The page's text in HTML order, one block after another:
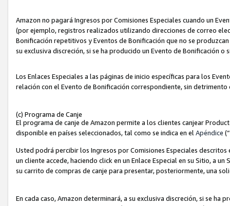
Amazon no pagará Ingresos por Comisiones Especiales cuando un
(por ejemplo, registros realizados utilizando direcciones de correo
Bonificación repetitivos y Eventos de Bonificación que no se
su exclusiva discreción, si se ha producido un Evento de Bonificación
Los Enlaces Especiales a las páginas de inicio específicas para los
relación con el Evento de Bonificación correspondiente, sin
(c) Programa de Canje
El programa de canje de Amazon permite a los clientes canjear
disponible en países seleccionados, tal como se indica en el Apéndice
Usted podrá percibir los Ingresos por Comisiones Especiales
un cliente accede, haciendo click en un Enlace Especial en su Sitio, a
su carrito de compras de canje para presentar, posteriormente, una
En cada caso, Amazon determinará, a su exclusiva discreción, si se